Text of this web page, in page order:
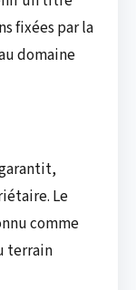
fixées par la
domaine
Le
comme
terrain